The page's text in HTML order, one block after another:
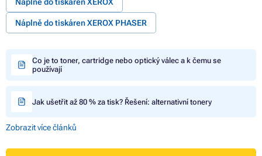
Náplně do tiskáren XEROX PHASER
Co je to toner, cartridge nebo optický válec a k čemu se
používají
Jak ušetřit až 80 % za tisk? Řešení: alternativní tonery
Zobrazit více článků